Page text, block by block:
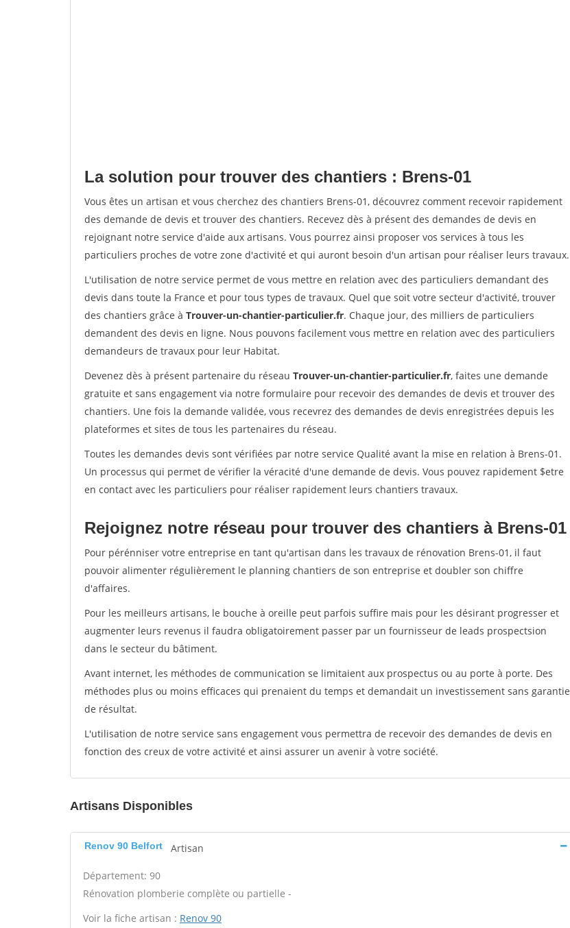
La solution pour trouver des chantiers : Brens-01
Vous êtes un artisan et vous cherchez des chantiers Brens-01, découvrez comment recevoir rapidement
des demande de devis et trouver des chantiers. Recevez dès à présent des demandes de devis en
rejoignant notre service d'aide aux artisans. Vous pourrez ainsi proposer vos services à tous les
particuliers proches de votre zone d'activité et qui auront besoin d'un artisan pour réaliser leurs travaux.
L'utilisation de notre service permet de vous mettre en relation avec des particuliers demandant des
devis dans toute la France et pour tous types de travaux. Quel que soit votre secteur d'activité, trouver
des chantiers grâce à Trouver-un-chantier-particulier.fr. Chaque jour, des milliers de particuliers
demandent des devis en ligne. Nous pouvons facilement vous mettre en relation avec des particuliers
demandeurs de travaux pour leur Habitat.
Devenez dès à présent partenaire du réseau Trouver-un-chantier-particulier.fr, faites une demande
gratuite et sans engagement via notre formulaire pour recevoir des demandes de devis et trouver des
chantiers. Une fois la demande validée, vous recevrez des demandes de devis enregistrées depuis les
plateformes et sites de tous les partenaires du réseau.
Toutes les demandes devis sont vérifiées par notre service Qualité avant la mise en relation à Brens-01.
Un processus qui permet de vérifier la véracité d'une demande de devis. Vous pouvez rapidement $etre
en contact avec les particuliers pour réaliser rapidement leurs chantiers travaux.
Rejoignez notre réseau pour trouver des chantiers à Brens-01
Pour pérénniser votre entreprise en tant qu'artisan dans les travaux de rénovation Brens-01, il faut
pouvoir alimenter régulièrement le planning chantiers de son entreprise et doubler son chiffre
d'affaires.
Pour les meilleurs artisans, le bouche à oreille peut parfois suffire mais pour les désirant progresser et
augmenter leurs revenus il faudra obligatoirement passer par un fournisseur de leads prospectsion
dans le secteur du bâtiment.
Avant internet, les méthodes de communication se limitaient aux prospectus ou au porte à porte. Des
méthodes plus ou moins efficaces qui prenaient du temps et demandait un investissement sans garantie
de résultat.
L'utilisation de notre service sans engagement vous permettra de recevoir des demandes de devis en
fonction des creux de votre activité et ainsi assurer un avenir à votre société.
Artisans Disponibles
Renov 90 Belfort Artisan
Département: 90
Rénovation plomberie complète ou partielle -
Voir la fiche artisan : Renov 90